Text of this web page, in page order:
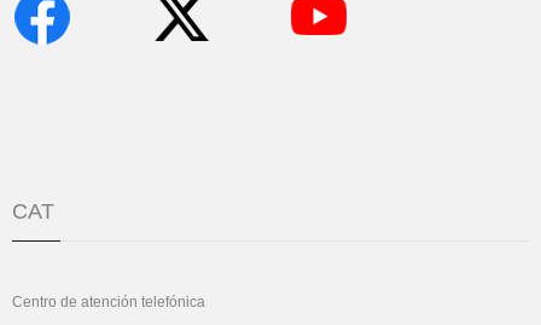
CAT
Centro de atención telefónica